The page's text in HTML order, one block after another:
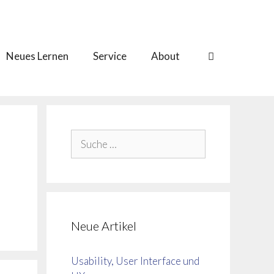
Neues Lernen Service About
Suche
nach:
Neue Artikel
Usability, User Interface und